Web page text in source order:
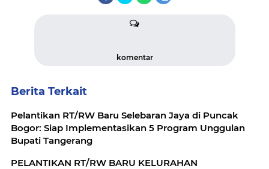
komentar
Berita Terkait
Pelantikan RT/RW Baru Selebaran Jaya di Puncak
Bogor: Siap Implementasikan 5 Program Unggulan
Bupati Tangerang
PELANTIKAN RT/RW BARU KELURAHAN